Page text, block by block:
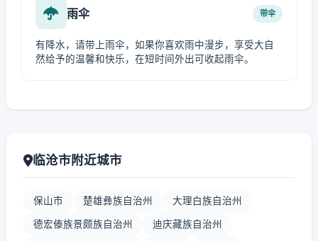
雨伞 带伞
有降水，请带上雨伞，如果你喜欢雨中漫步，享受大自
然给予的温馨和快乐，在短时间外出可收起雨伞。
临沧市附近城市
保山市 楚雄彝族自治州 大理白族自治州
德宏傣族景颇族自治州 迪庆藏族自治州